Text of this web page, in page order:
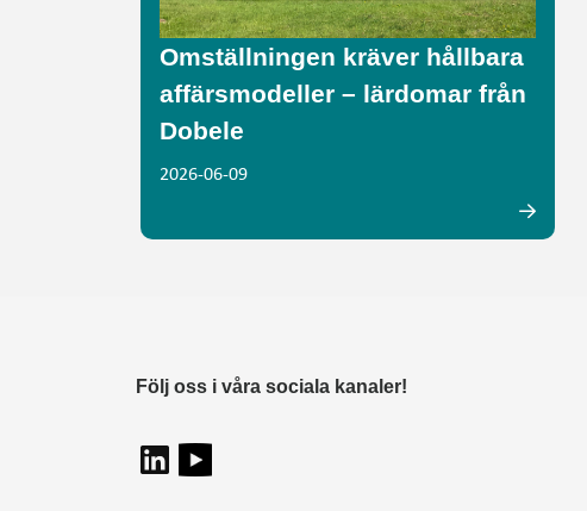
Omställningen kräver hållbara
affärsmodeller – lärdomar från
Dobele
2026-06-09
Följ oss i våra sociala kanaler!